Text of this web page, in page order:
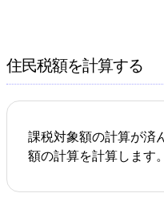
住民税額を計算する
課税対象額の計算が済
額の計算を計算します。